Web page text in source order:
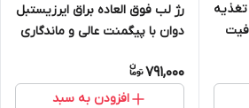
تغذیه
رژ لب فوق العاده براق ایرزیستبل
دوان با پیگمنت عالی و ماندگاری
791,000
افزودن به سبد